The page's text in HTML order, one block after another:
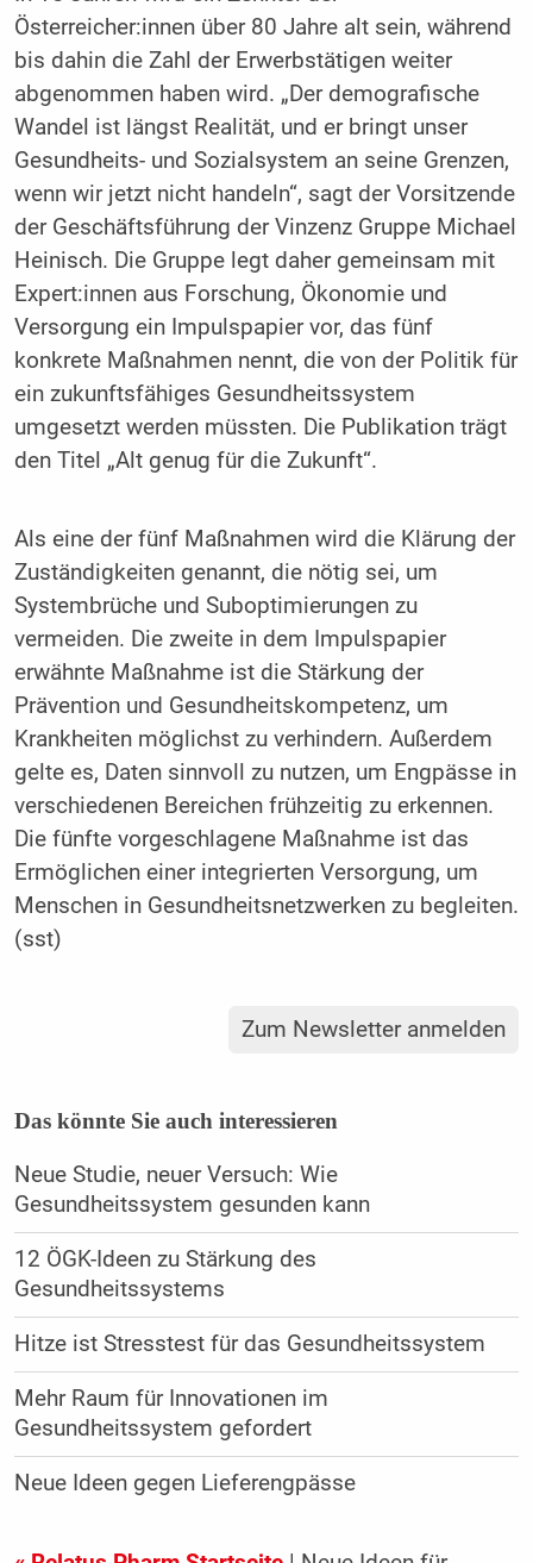
Österreicher:innen über 80 Jahre alt sein, während
bis dahin die Zahl der Erwerbstätigen weiter
abgenommen haben wird. „Der demografische
Wandel ist längst Realität, und er bringt unser
Gesundheits- und Sozialsystem an seine Grenzen,
wenn wir jetzt nicht handeln“, sagt der Vorsitzende
der Geschäftsführung der Vinzenz Gruppe Michael
Heinisch. Die Gruppe legt daher gemeinsam mit
Expert:innen aus Forschung, Ökonomie und
Versorgung ein Impulspapier vor, das fünf
konkrete Maßnahmen nennt, die von der Politik für
ein zukunftsfähiges Gesundheitssystem
umgesetzt werden müssten. Die Publikation trägt
den Titel „Alt genug für die Zukunft“.
Als eine der fünf Maßnahmen wird die Klärung der
Zuständigkeiten genannt, die nötig sei, um
Systembrüche und Suboptimierungen zu
vermeiden. Die zweite in dem Impulspapier
erwähnte Maßnahme ist die Stärkung der
Prävention und Gesundheitskompetenz, um
Krankheiten möglichst zu verhindern. Außerdem
gelte es, Daten sinnvoll zu nutzen, um Engpässe in
verschiedenen Bereichen frühzeitig zu erkennen.
Die fünfte vorgeschlagene Maßnahme ist das
Ermöglichen einer integrierten Versorgung, um
Menschen in Gesundheitsnetzwerken zu begleiten.
(sst)
Zum Newsletter anmelden
Das könnte Sie auch interessieren
Neue Studie, neuer Versuch: Wie
Gesundheitssystem gesunden kann
12 ÖGK-Ideen zu Stärkung des
Gesundheitssystems
Hitze ist Stresstest für das Gesundheitssystem
Mehr Raum für Innovationen im
Gesundheitssystem gefordert
Neue Ideen gegen Lieferengpässe